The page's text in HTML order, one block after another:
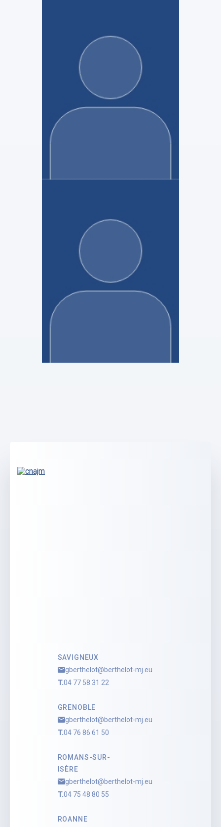
Karen NACHAR
Mandataire Judiciaire
Voir le profil
Lisa GOUSTIAUX
Stagiaire Mandataire Judiciaire
Voir le profil
SAVIGNEUX
gberthelot@berthelot-mj.eu
T.04 77 58 31 22
GRENOBLE
gberthelot@berthelot-mj.eu
T.04 76 86 61 50
ROMANS-SUR-
ISÈRE
gberthelot@berthelot-mj.eu
T.04 75 48 80 55
ROANNE